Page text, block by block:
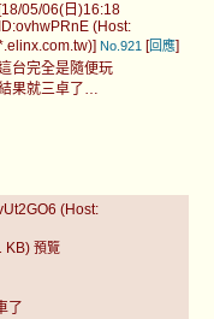
[18/05/06(日)16:18
ID:ovhwPRnE (Host:
No.921 [回應]
台完全是隨便玩
果就三卓了…
(Host:
KB) 預覽
了